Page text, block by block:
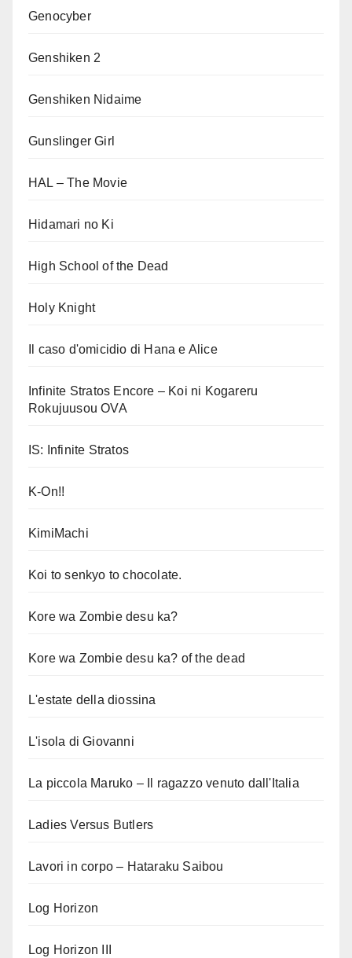
Genocyber
Genshiken 2
Genshiken Nidaime
Gunslinger Girl
HAL – The Movie
Hidamari no Ki
High School of the Dead
Holy Knight
Il caso d'omicidio di Hana e Alice
Infinite Stratos Encore – Koi ni Kogareru
Rokujuusou OVA
IS: Infinite Stratos
K-On!!
KimiMachi
Koi to senkyo to chocolate.
Kore wa Zombie desu ka?
Kore wa Zombie desu ka? of the dead
L'estate della diossina
L'isola di Giovanni
La piccola Maruko – Il ragazzo venuto dall'Italia
Ladies Versus Butlers
Lavori in corpo – Hataraku Saibou
Log Horizon
Log Horizon III